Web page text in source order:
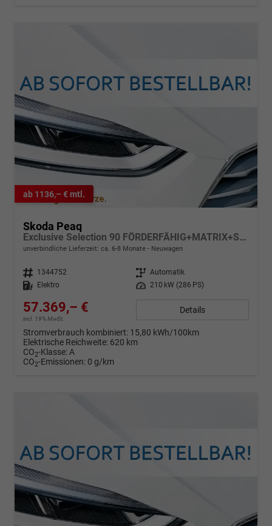
ab 1136,– € mtl.
Skoda Peaq
Exclusive Selection 90 FÖRDERFÄHIG+MATRIX+SONOS+NAVI+SUITE+360KAM+HuD+MASSAGE+DCC+pACC+eHK+20" ALU
unverbindliche Lieferzeit: ca. 6-8 Monate Neuwagen
Fahrzeugnr. 1344752 Getriebe Automatik
Kraftstoff
Elektro Leistung 210 kW (286 PS)
57.369,– €
incl. 19% MwSt.
Details
Stromverbrauch kombiniert: 15,80 kWh/100km
Elektrische Reichweite: 620 km
CO2-Klasse:A
CO2-Emissionen: 0 g/km